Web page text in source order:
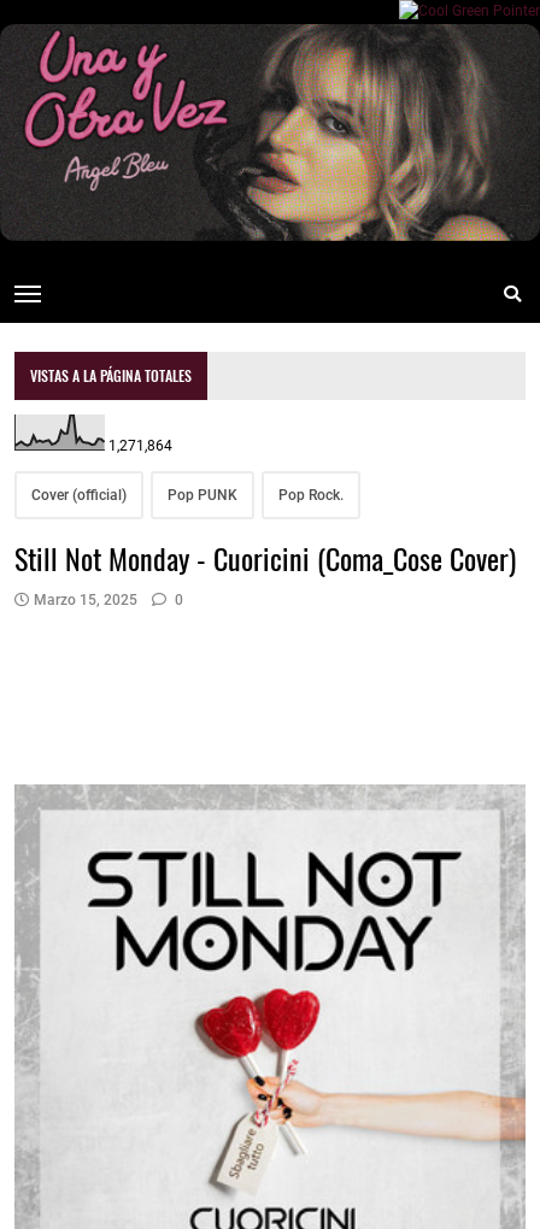
VISTAS A LA PÁGINA TOTALES
1,271,864
Cover (official) Pop PUNK Pop Rock.
Still Not Monday - Cuoricini (Coma_Cose Cover)
Marzo 15, 2025 0